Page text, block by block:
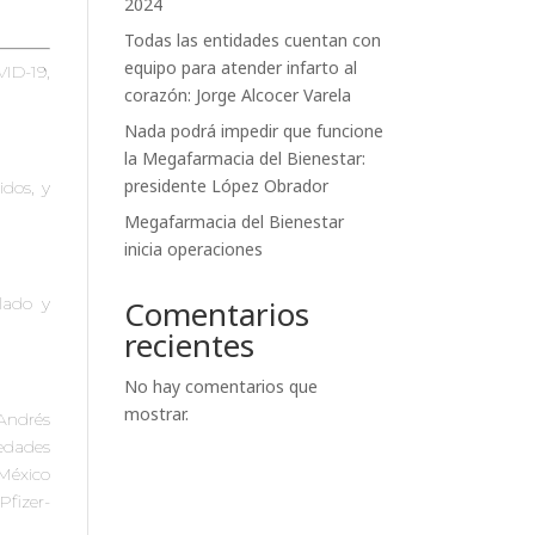
19,
y
y
Todas las entidades cuentan con
equipo para atender infarto al
corazón: Jorge Alcocer Varela
Nada podrá impedir que funcione
la Megafarmacia del Bienestar:
presidente López Obrador
Megafarmacia del Bienestar
inicia operaciones
Comentarios
recientes
No hay comentarios que
mostrar.